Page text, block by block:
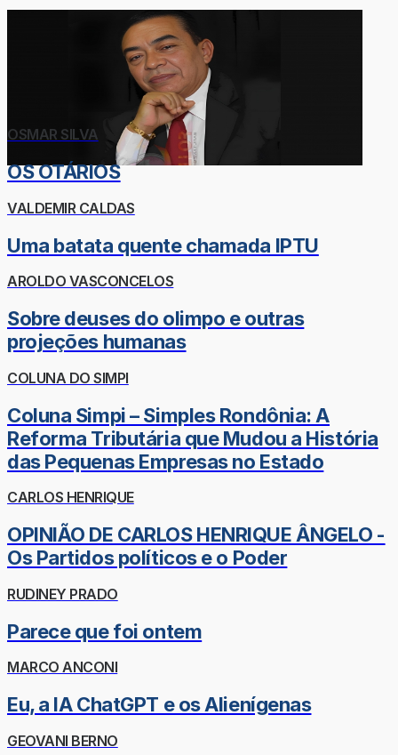
OSMAR SILVA
OS OTÁRIOS
VALDEMIR CALDAS
Uma batata quente chamada IPTU
AROLDO VASCONCELOS
Sobre deuses do olimpo e outras
projeções humanas
COLUNA DO SIMPI
Coluna Simpi – Simples Rondônia: A
Reforma Tributária que Mudou a História
das Pequenas Empresas no Estado
CARLOS HENRIQUE
OPINIÃO DE CARLOS HENRIQUE ÂNGELO -
Os Partidos políticos e o Poder
RUDINEY PRADO
Parece que foi ontem
MARCO ANCONI
Eu, a IA ChatGPT e os Alienígenas
GEOVANI BERNO